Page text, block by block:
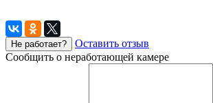
Не работает?
Оставить отзыв
Сообщить о неработающей камере